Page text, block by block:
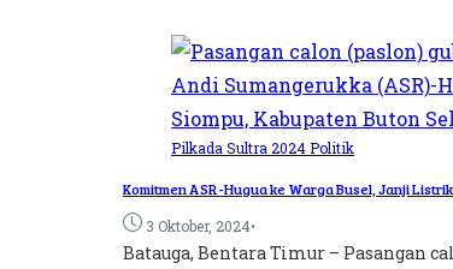
Pilkada Sultra 2024Politik
Komitmen ASR-Hugua ke Warga Busel, Janji
3 Oktober, 2024•
Batauga, Bentara Timur – Pasangan